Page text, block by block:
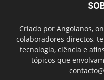
Criado por Angolanos,
colaboradores directos,
tecnologia, ciência e
tópicos que